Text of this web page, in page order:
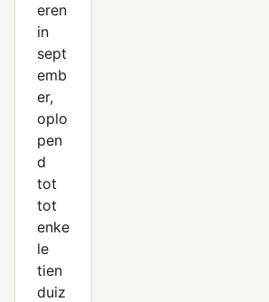
eren
in
sept
emb
er,
oplo
pen
d
tot
tot
enke
le
tien
duiz